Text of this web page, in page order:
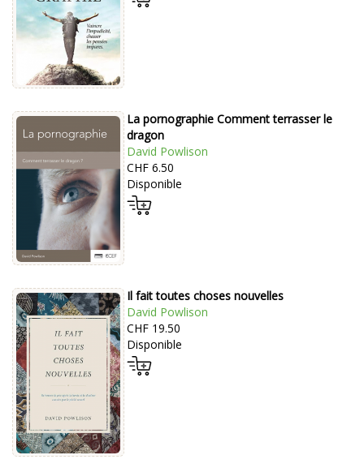
La pornographie Comment terrasser le
dragon
David Powlison
CHF 6.50
Disponible
Il fait toutes choses nouvelles
David Powlison
CHF 19.50
Disponible